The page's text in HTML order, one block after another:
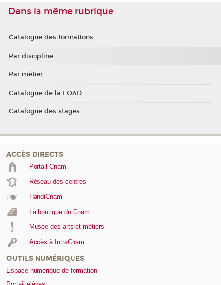
Dans la même rubrique
Catalogue des formations
Par discipline
Par métier
Catalogue de la FOAD
Catalogue des stages
ACCÈS DIRECTS
Portail Cnam
Réseau des centres
HandiCnam
La boutique du Cnam
Musée des arts et métiers
Accès à IntraCnam
OUTILS NUMÉRIQUES
Espace numérique de formation